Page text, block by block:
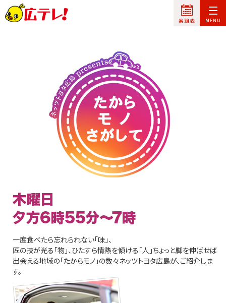
一度食べたら忘れられない「味」、
匠の技が光る「物」、ひたすら情熱を傾ける「人」ちょっと脚を伸ばせば
出会える地域の「たからモノ」の数々ネッツトヨタ広島が、ご紹介しま
す。